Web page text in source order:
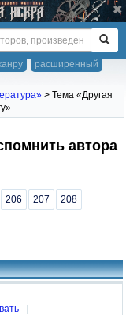
расширенный
> Тема «Другая
автора
206 207 208
|